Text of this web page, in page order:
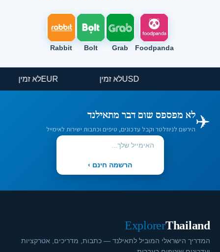
Foodpanda
Grab
Bolt
Rabbit
USDלא זמין EURלא זמין
✈️לא מפספס שום דבר מתאילנד
הירשם לניוזלטר וקבל עדכונים, טיפים וכתבות ישירות לאימייל
הרשמה חינם ›
Thailand
Explorer
המדריך הישראלי המוביל לתאילנד — כתבות, מדריכים, אטרקציות